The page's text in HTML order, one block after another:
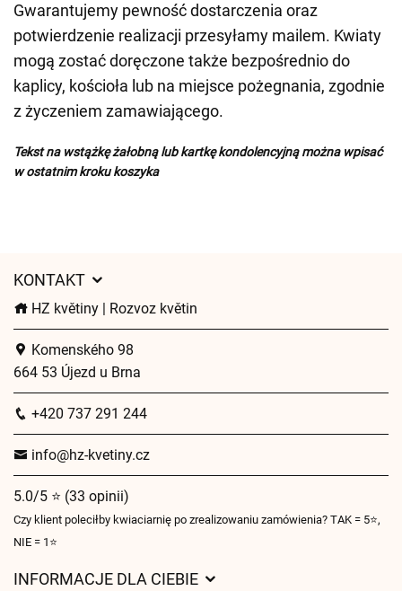
Gwarantujemy pewność dostarczenia oraz
potwierdzenie realizacji przesyłamy mailem. Kwiaty
mogą zostać doręczone także bezpośrednio do
kaplicy, kościoła lub na miejsce pożegnania, zgodnie
z życzeniem zamawiającego.
Tekst na wstążkę żałobną lub kartkę kondolencyjną można wpisać
w ostatnim kroku koszyka
KONTAKT
HZ květiny | Rozvoz květin
Komenského 98
664 53 Újezd u Brna
+420 737 291 244
info@hz-kvetiny.cz
5.0/5 ⭐ (33 opinii)
Czy klient poleciłby kwiaciarnię po zrealizowaniu zamówienia? TAK = 5⭐,
NIE = 1⭐
INFORMACJE DLA CIEBIE